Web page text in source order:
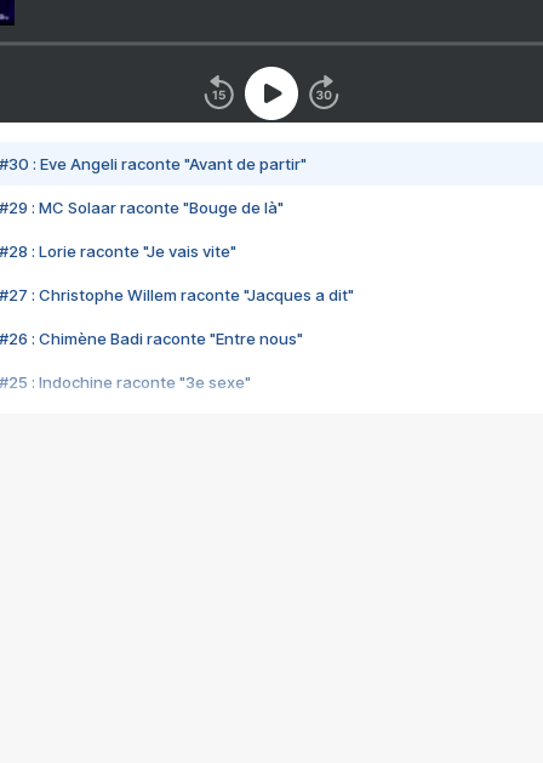
#30 : Eve Angeli raconte "Avant de partir"
#29 : MC Solaar raconte "Bouge de là"
#28 : Lorie raconte "Je vais vite"
#27 : Christophe Willem raconte "Jacques a dit"
#26 : Chimène Badi raconte "Entre nous"
#25 : Indochine raconte "3e sexe"